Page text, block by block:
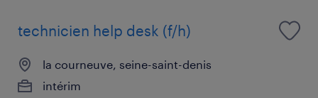
technicien help desk (f/h)
la courneuve, seine-saint-denis
intérim